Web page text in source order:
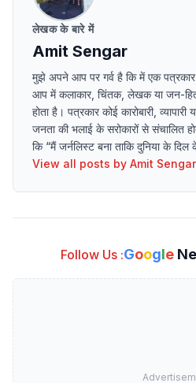
लेखक के बारे में
Amit Sengar
मुझे अपने आप पर गर्व है कि में एक पत्रकार
आप में कलाकार, चिंतक, लेखक या जन-
होता है। पत्रकार कोई कारोबारी,
जनता की भलाई के सरोकारों से संचालित
कि “मैं जर्नलिस्ट बना ताकि दुनिया के
View all posts by Amit Sengar
Follow Us :Google